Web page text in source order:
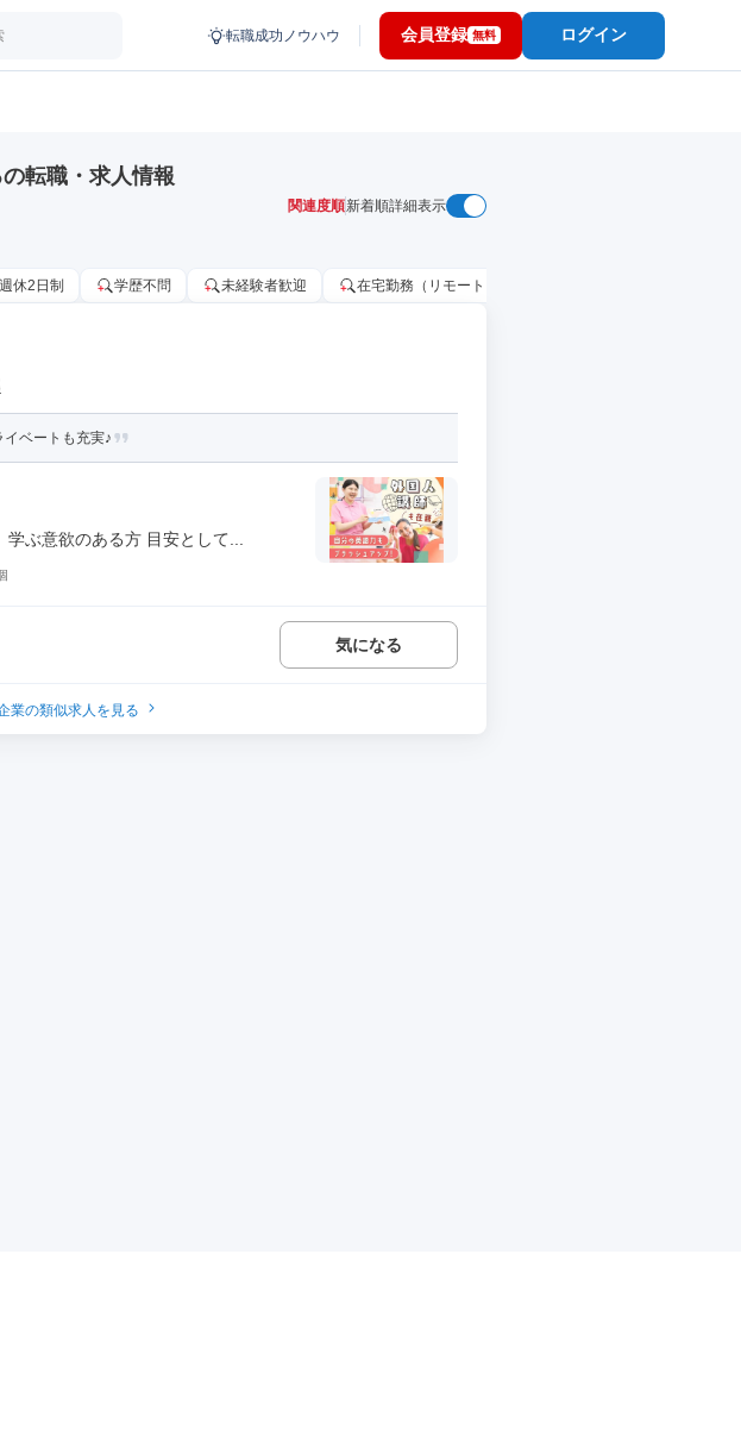
転職成功ノウハウ 会員登録 無料 ログイン
転職・求人情報
関連度順新着順詳細表示
休2日制 学歴不問 未経験者歓迎 在宅勤務（リモートワーク）OK
ベートも充実♪
ぶ意欲のある方 目安として...
気になる
業の類似求人を見る